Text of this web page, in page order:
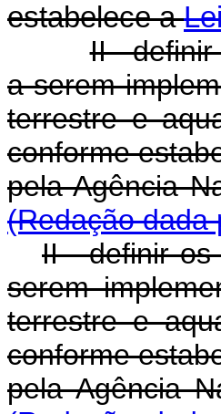
estabelece a
II -
a serem
terrestre e
conforme
pela
(Redação dada
II - definir os
serem
terrestre e
conforme
pela